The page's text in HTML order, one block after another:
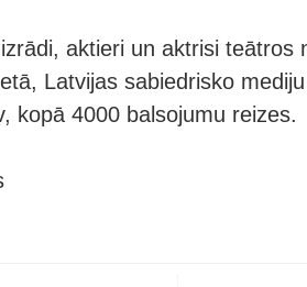
aktieri un aktrisi teātros
Latvijas sabiedrisko
kopā 4000 balsojumu reizes.